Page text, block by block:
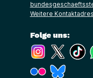
Weitere
Folge uns:
(Link öffnet
(Link
(Link öffnet ein